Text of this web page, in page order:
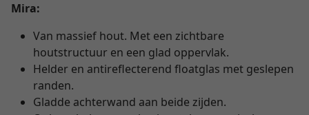
Mira:
Van massief hout. Met een zichtbare
houtstructuur en een glad oppervlak.
Helder en antireflecterend floatglas met geslepen
randen.
Gladde achterwand aan beide zijden.